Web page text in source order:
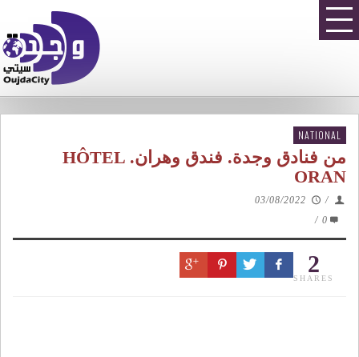
NATIONAL
من فنادق وجدة. فندق وهران. HÔTEL
ORAN
/
03/08/2022
0
/
2
SHARES